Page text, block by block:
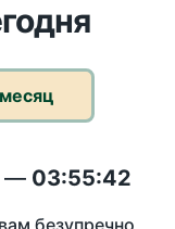
— 03:55:42